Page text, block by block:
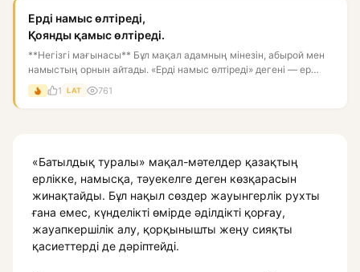
Ерді намыс өлтіреді,
Қоянды қамыс өлтіреді.
**Негізгі мағынасы** Бұл мақал адамның мінезін, абырой мен
намыстың орнын айтады. «Ерді намыс өлтіреді» дегені — ер
жігі...
1 LAT 761
«Батылдық туралы» мақал-мәтелдер қазақтың
ерлікке, намысқа, тәуекелге деген көзқарасын
жинақтайды. Бұл нақыл сөздер жауынгерлік рухты
ғана емес, күнделікті өмірде әділдікті қорғау,
жауапкершілік алу, қорқынышты жеңу сияқты
қасиеттерді де дәріптейді.